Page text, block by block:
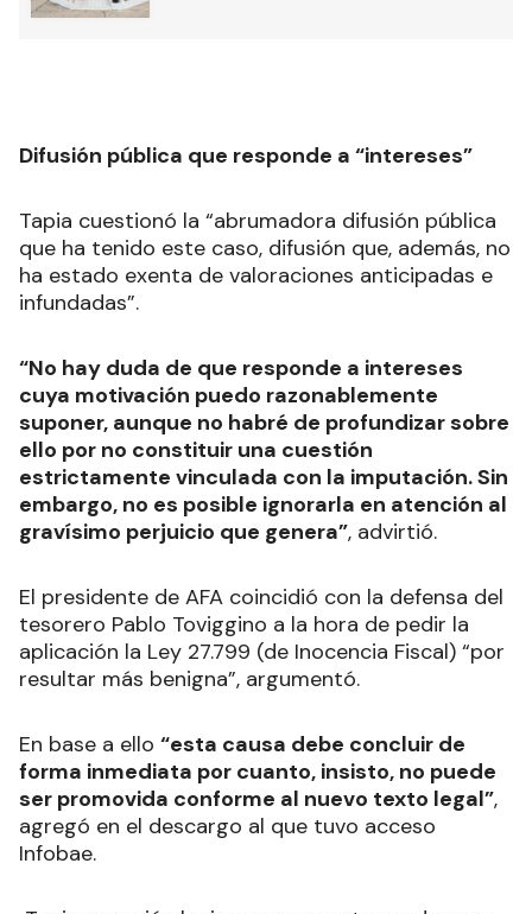
Tapia cuestionó la “abrumadora difusión pública
que ha tenido este caso, difusión que, además, no
ha estado exenta de valoraciones anticipadas e
infundadas”.
“No hay duda de que responde a intereses
suponer, aunque no habré de profundizar sobre
ello por no constituir una cuestión
estrictamente vinculada con la imputación. Sin
embargo, no es posible ignorarla en atención al
El presidente de AFA coincidió con la defensa del
tesorero Pablo Toviggino a la hora de pedir la
aplicación la Ley 27.799 (de Inocencia Fiscal) “por
resultar más benigna”, argumentó.